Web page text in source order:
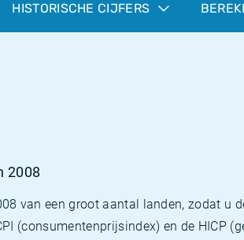
HISTORISCHE CIJFERS
2008
van een groot aantal landen, zodat u
(consumentenprijsindex) en de HICP